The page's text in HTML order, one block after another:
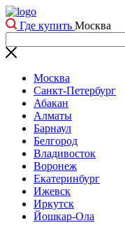
Где купить Москва
Москва
Санкт-Петербург
Абакан
Алматы
Барнаул
Белгород
Владивосток
Воронеж
Екатеринбург
Ижевск
Иркутск
Йошкар-Ола